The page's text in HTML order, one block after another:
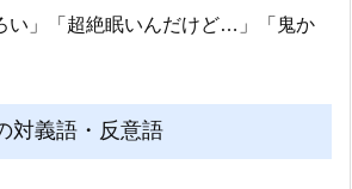
い」「超絶眠いんだけど…」「鬼か
対義語・反意語